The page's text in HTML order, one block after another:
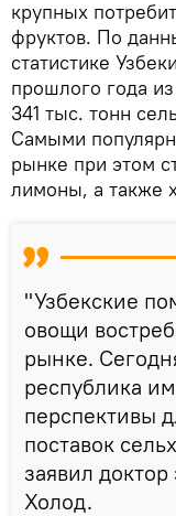
крупных
фруктов. По
статистике
прошлого года
341 тыс. тонн
Самыми
рынке при этом
лимоны, а также
"Узбекские
овощи
рынке.
республика
перспективы
поставок
заявил
Холод.